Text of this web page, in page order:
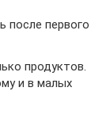
после первого
продуктов.
и в малых